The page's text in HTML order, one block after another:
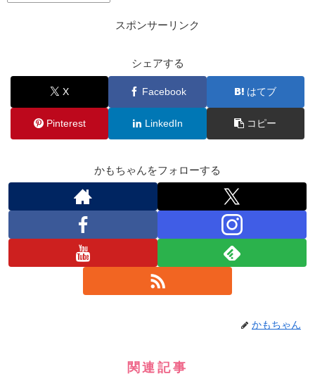
スポンサーリンク
シェアする
X Facebook はてブ
Pinterest LinkedIn コピー
かもちゃんをフォローする
かもちゃん
関連記事